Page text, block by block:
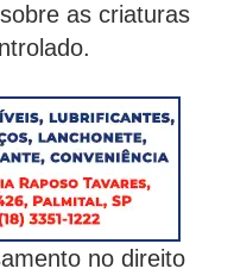
as criaturas
no direito